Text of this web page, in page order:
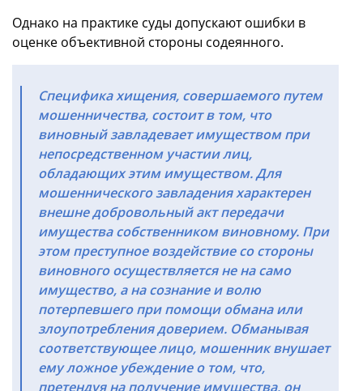
Однако на практике суды допускают ошибки в
оценке объективной стороны содеянного.
Специфика хищения, совершаемого путем
мошенничества, состоит в том, что
виновный завладевает имуществом при
непосредственном участии лиц,
обладающих этим имуществом. Для
мошеннического завладения характерен
внешне добровольный акт передачи
имущества собственником виновному. При
этом преступное воздействие со стороны
виновного осуществляется не на само
имущество, а на сознание и волю
потерпевшего при помощи обмана или
злоупотребления доверием. Обманывая
соответствующее лицо, мошенник внушает
ему ложное убеждение о том, что,
претендуя на получение имущества, он